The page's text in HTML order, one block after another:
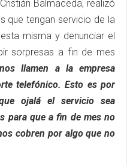
Balmaceda, realizó
que tengan servicio de la
misma y denunciar el
sorpresas a fin de mes
llamen a la empresa
telefónico. Esto es por
ojalá el servicio sea
para que a fin de mes no
cobren por algo que no